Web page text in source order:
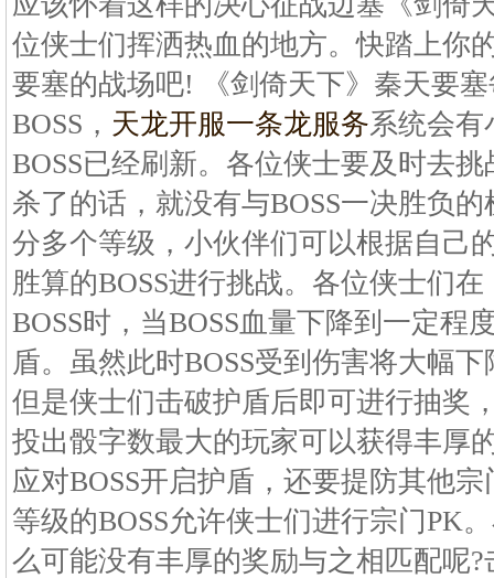
位侠士们挥洒热血的地方。快踏上你
要塞的战场吧! 《剑倚天下》秦天要
BOSS， 天龙开服一条龙服务系统会有
BOSS已经刷新。各位侠士要及时去
杀了的话，就没有与BOSS一决胜负
分多个等级，小伙伴们可以根据自己
胜算的BOSS进行挑战。各位侠士们
BOSS时，当BOSS血量下降到一定程
盾。虽然此时BOSS受到伤害将大幅下
但是侠士们击破护盾后即可进行抽奖
投出骰字数最大的玩家可以获得丰厚
应对BOSS开启护盾，还要提防其他
等级的BOSS允许侠士们进行宗门PK
么可能没有丰厚的奖励与之相匹配呢?